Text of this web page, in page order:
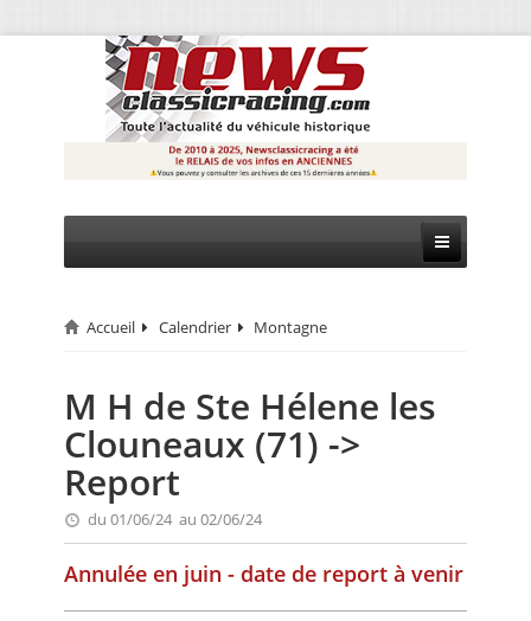
CIRCUIT
RALLYE
MONTAGNE
EVÈNEMENTS
CALENDRIER
Accueil Calendrier Montagne
M H de Ste Hélene les
Clouneaux (71) ->
Report
du 01/06/24 au 02/06/24
Annulée en juin - date de report à venir